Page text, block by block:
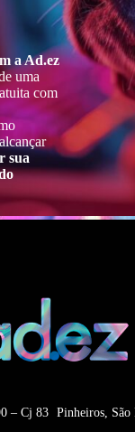
a Ad.ez
uma
com
sua
– Cj 83 Pinheiros,